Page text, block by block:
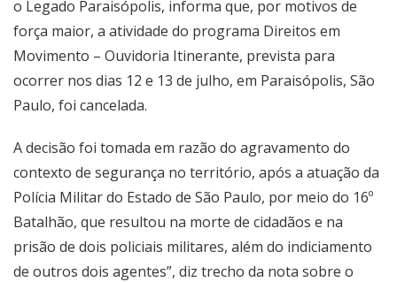
o Legado Paraisópolis, informa que, por motivos de
força maior, a atividade do programa Direitos em
Movimento – Ouvidoria Itinerante, prevista para
ocorrer nos dias 12 e 13 de julho, em Paraisópolis, São
Paulo, foi cancelada.
A decisão foi tomada em razão do agravamento do
contexto de segurança no território, após a atuação da
Polícia Militar do Estado de São Paulo, por meio do 16º
Batalhão, que resultou na morte de cidadãos e na
prisão de dois policiais militares, além do indiciamento
de outros dois agentes”, diz trecho da nota sobre o